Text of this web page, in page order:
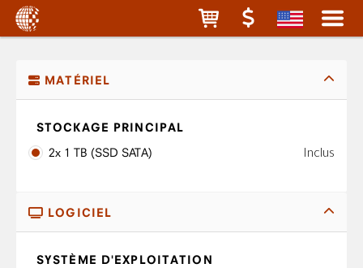
MATÉRIEL
STOCKAGE PRINCIPAL
2x 1 TB (SSD SATA)
Inclus
LOGICIEL
SYSTÈME D'EXPLOITATION